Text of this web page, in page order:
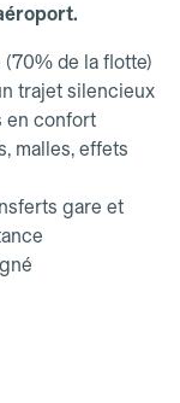
de la flotte)
trajet silencieux
en confort
malles, effets
gare et